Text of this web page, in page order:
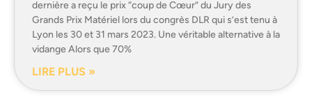
dernière a reçu le prix “coup de Cœur” du Jury des
Grands Prix Matériel lors du congrès DLR qui s’est tenu à
Lyon les 30 et 31 mars 2023. Une véritable alternative à la
vidange Alors que 70%
LIRE PLUS »